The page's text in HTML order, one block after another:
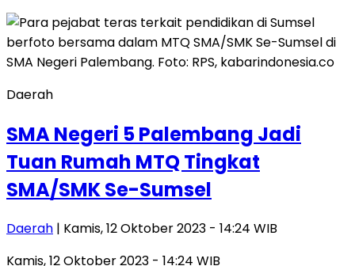
Daerah
SMA Negeri 5 Palembang Jadi
Tuan Rumah MTQ Tingkat
SMA/SMK Se-Sumsel
Daerah | Kamis, 12 Oktober 2023 - 14:24 WIB
Kamis, 12 Oktober 2023 - 14:24 WIB